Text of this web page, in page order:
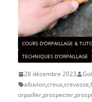
COURS D'ORPAILLAGE &
TECHNIQUES D'ORPAILLAGE
28 décembre 2023
alluvion,creux,crevasse,
orpailler,prospecter,